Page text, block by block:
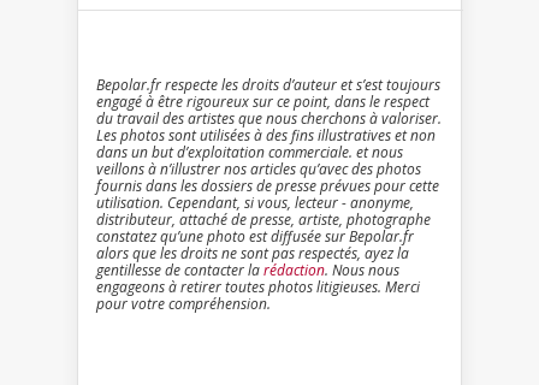
Bepolar.fr respecte les droits d’auteur et s’est toujours
engagé à être rigoureux sur ce point, dans le respect
du travail des artistes que nous cherchons à valoriser.
Les photos sont utilisées à des fins illustratives et non
dans un but d’exploitation commerciale. et nous
veillons à n’illustrer nos articles qu’avec des photos
fournis dans les dossiers de presse prévues pour cette
utilisation. Cependant, si vous, lecteur - anonyme,
distributeur, attaché de presse, artiste, photographe
constatez qu’une photo est diffusée sur Bepolar.fr
alors que les droits ne sont pas respectés, ayez la
gentillesse de contacter larédaction. Nous nous
engageons à retirer toutes photos litigieuses. Merci
pour votre compréhension.